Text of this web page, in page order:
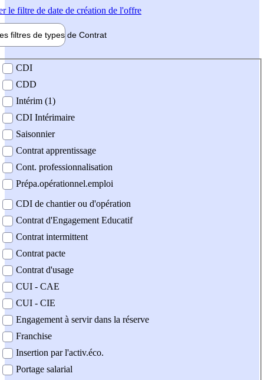
le filtre de date de création de l'offre
filtres de types de Contrat
contrat
CDI
CDD
Intérim (1)
CDI Intérimaire
Saisonnier
Contrat apprentissage
Cont. professionnalisation
Prépa.opérationnel.emploi
CDI de chantier ou d'opération
Contrat d'Engagement Educatif
Contrat intermittent
Contrat pacte
Contrat d'usage
CUI - CAE
CUI - CIE
Engagement à servir dans la réserve
Franchise
Insertion par l'activ.éco.
Portage salarial